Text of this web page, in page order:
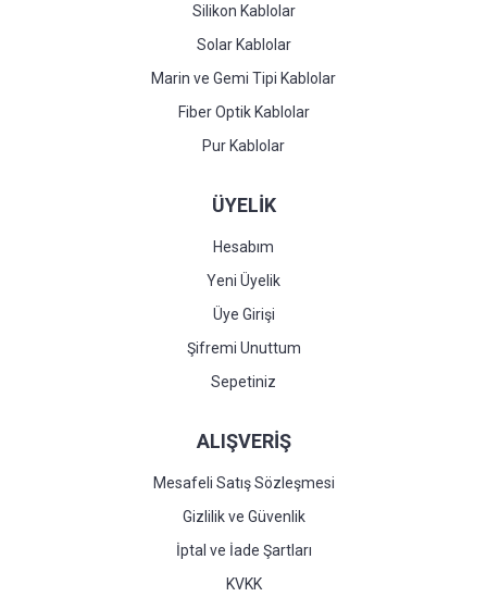
Silikon Kablolar
Solar Kablolar
Marin ve Gemi Tipi Kablolar
Fiber Optik Kablolar
Pur Kablolar
ÜYELİK
Hesabım
Yeni Üyelik
Üye Girişi
Şifremi Unuttum
Sepetiniz
ALIŞVERİŞ
Mesafeli Satış Sözleşmesi
Gizlilik ve Güvenlik
İptal ve İade Şartları
KVKK